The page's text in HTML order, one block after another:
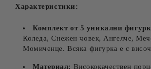
Характеристики:
Комплект от 5 уникални
Коледа, Снежен човек, Ангелче,
Момиченце. Всяка фигурка е с
Материал: Висококачествен